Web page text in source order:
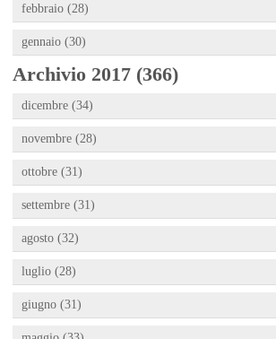
febbraio (28)
gennaio (30)
Archivio 2017 (366)
dicembre (34)
novembre (28)
ottobre (31)
settembre (31)
agosto (32)
luglio (28)
giugno (31)